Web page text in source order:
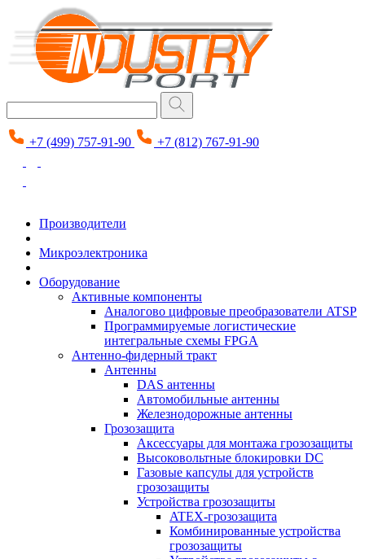
+7 (499) 757-91-90 +7 (812) 767-91-90
Производители
Микроэлектроника
Оборудование
Активные компоненты
Аналогово цифровые преобразователи ATSP
Программируемые логистические
интегральные схемы FPGA
Антенно-фидерный тракт
Антенны
DAS антенны
Автомобильные антенны
Железнодорожные антенны
Грозозащита
Аксессуары для монтажа грозозащиты
Высоковольтные блокировки DC
Газовые капсулы для устройств
грозозащиты
Устройства грозозащиты
ATEX-грозозащита
Комбинированные устройства
грозозащиты